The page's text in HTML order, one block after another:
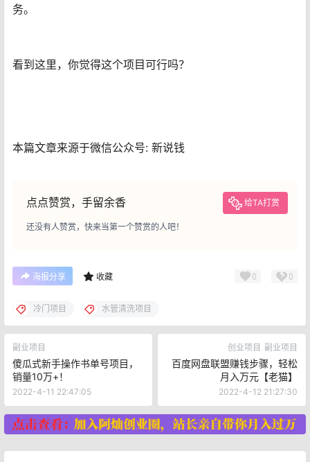
务。
看到这里，你觉得这个项目可行吗？
本篇文章来源于微信公众号: 新说钱
点点赞赏，手留余香 给TA打赏
还没有人赞赏，快来当第一个赞赏的人吧！
海报分享 收藏 0 0
冷门项目 水管清洗项目
副业项目
傻瓜式新手操作书单号项目，
销量10万+！
2022-4-11 22:47:05
创业项目 副业项目
百度网盘联盟赚钱步骤，轻松
月入万元【老猫】
2022-4-12 21:27:30